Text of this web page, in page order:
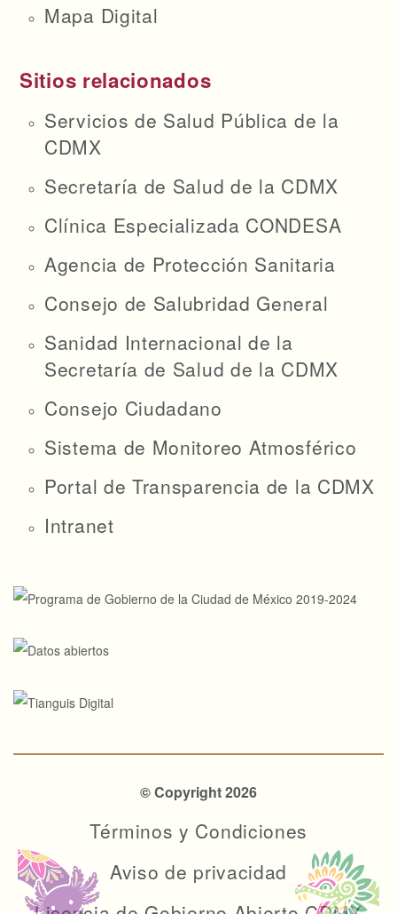
Mapa Digital
Sitios relacionados
Servicios de Salud Pública de la
CDMX
Secretaría de Salud de la CDMX
Clínica Especializada CONDESA
Agencia de Protección Sanitaria
Consejo de Salubridad General
Sanidad Internacional de la
Secretaría de Salud de la CDMX
Consejo Ciudadano
Sistema de Monitoreo Atmosférico
Portal de Transparencia de la CDMX
Intranet
© Copyright 2026
Términos y Condiciones
Aviso de privacidad